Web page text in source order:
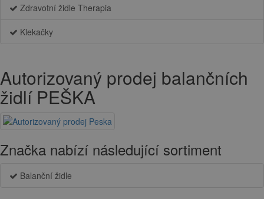
Zdravotní židle Therapia
Klekačky
Autorizovaný prodej balančních
židlí PEŠKA
Značka nabízí následující sortiment
Balanční židle